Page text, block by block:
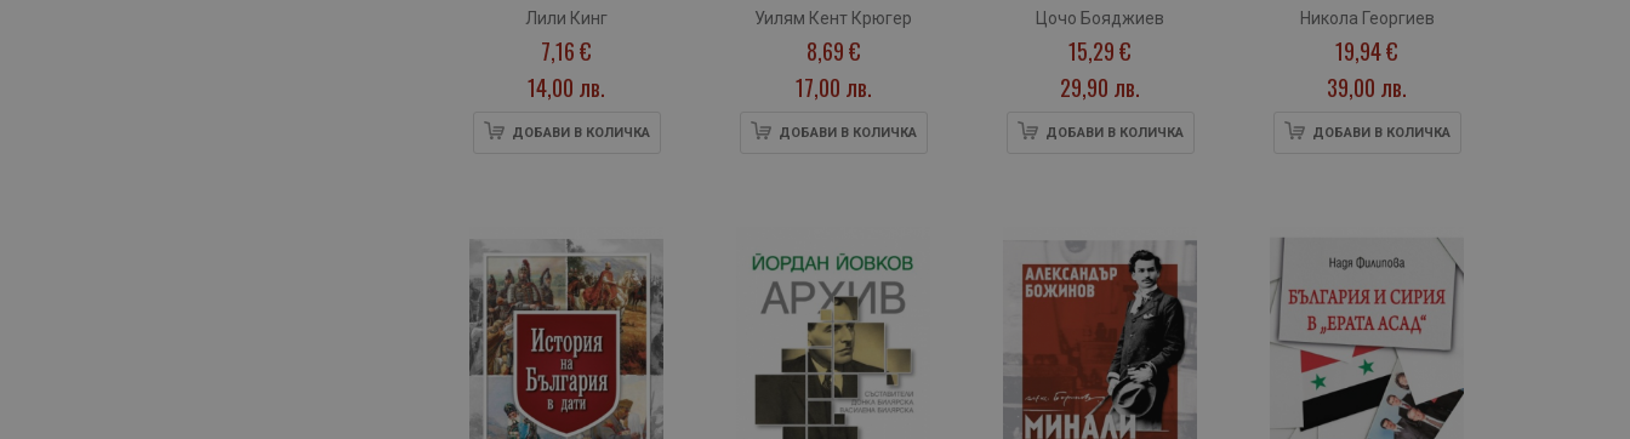
Лили Кинг
7,16 €
14,00 лв.
ДОБАВИ В КОЛИЧКА
Уилям Кент Крюгер
8,69 €
17,00 лв.
ДОБАВИ В КОЛИЧКА
Цочо Бояджиев
15,29 €
29,90 лв.
ДОБАВИ В КОЛИЧКА
Никола Георгиев
19,94 €
39,00 лв.
ДОБАВИ В КОЛИЧКА